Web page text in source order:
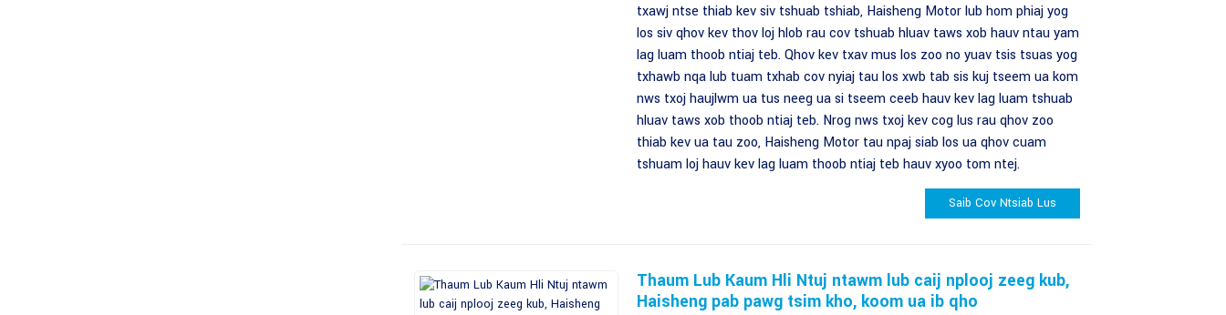
txawj ntse thiab kev siv tshuab tshiab, Haisheng Motor lub hom phiaj yog
los siv qhov kev thov loj hlob rau cov tshuab hluav taws xob hauv ntau yam
lag luam thoob ntiaj teb. Qhov kev txav mus los zoo no yuav tsis tsuas yog
txhawb nqa lub tuam txhab cov nyiaj tau los xwb tab sis kuj tseem ua kom
nws txoj haujlwm ua tus neeg ua si tseem ceeb hauv kev lag luam tshuab
hluav taws xob thoob ntiaj teb. Nrog nws txoj kev cog lus rau qhov zoo
thiab kev ua tau zoo, Haisheng Motor tau npaj siab los ua qhov cuam
tshuam loj hauv kev lag luam thoob ntiaj teb hauv xyoo tom ntej.
Saib Cov Ntsiab Lus
Thaum Lub Kaum Hli Ntuj ntawm lub caij nplooj zeeg kub,
Haisheng pab pawg tsim kho, koom ua ib qho